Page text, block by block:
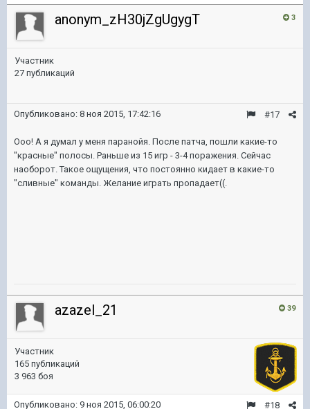
3
anonym_zH30jZgUgygT
Участник
27 публикаций
#17
Опубликовано: 8 ноя 2015, 17:42:16
Ооо! А я думал у меня паранойя. После патча, пошли какие-то
"красные" полосы. Раньше из 15 игр - 3-4 поражения. Сейчас
наоборот. Такое ощущения, что постоянно кидает в какие-то
"сливные" команды. Желание играть пропадает((.
39
azazel_21
Участник
165 публикаций
3 963 боя
#18
Опубликовано: 9 ноя 2015, 06:00:20